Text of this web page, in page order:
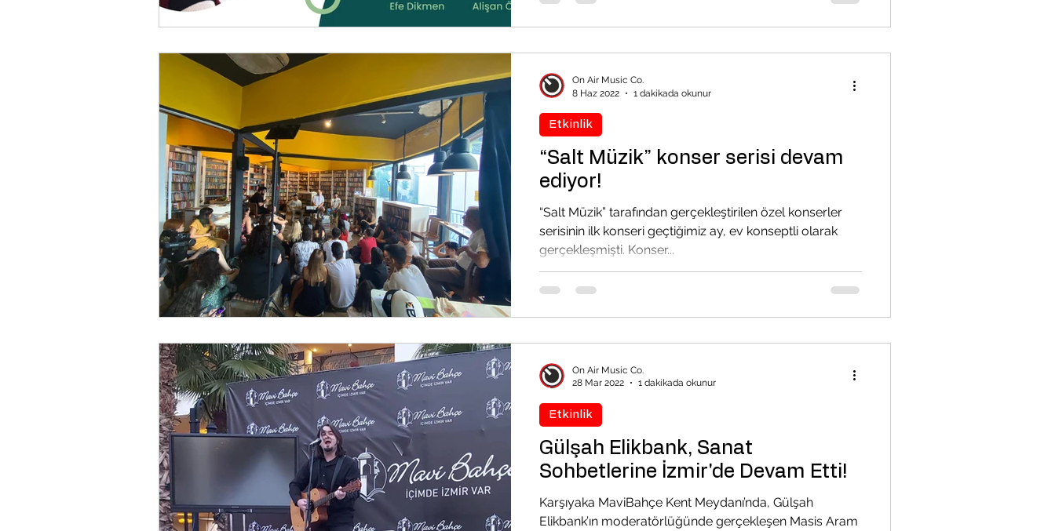
“Salt Müzik” konser serisi devam
ediyor!
“Salt Müzik” tarafından gerçekleştirilen özel konserler
serisinin ilk konseri geçtiğimiz ay, ev konseptli olarak
gerçekleşmişti. Konser...
Etkinlik
On Air Music Co.
8 Haz 2022
1 dakikada okunur
Gülşah Elikbank, Sanat
Sohbetlerine İzmir'de Devam Etti!
Karşıyaka MaviBahçe Kent Meydanı’nda, Gülşah
Elikbank’ın moderatörlüğünde gerçekleşen Masis Aram
Etkinlik
On Air Music Co.
28 Mar 2022
1 dakikada okunur